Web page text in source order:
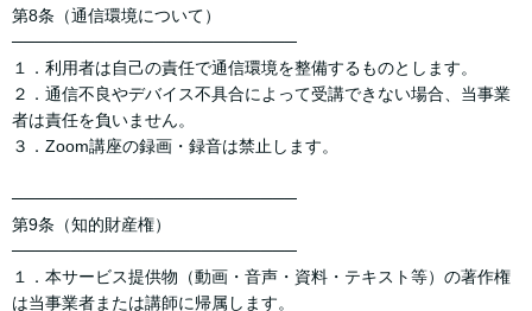
第8条（通信環境について）
────────────────────────
１．利用者は自己の責任で通信環境を整備するものとします。
２．通信不良やデバイス不具合によって受講できない場合、当事業
者は責任を負いません。
３．Zoom講座の録画・録音は禁止します。
────────────────────────
第9条（知的財産権）
────────────────────────
１．本サービス提供物（動画・音声・資料・テキスト等）の著作権
は当事業者または講師に帰属します。